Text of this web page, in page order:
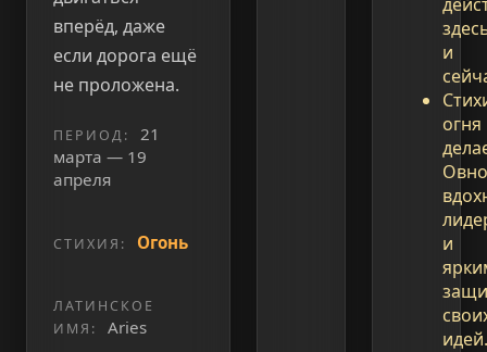
вперёд, даже
если дорога ещё
не проложена.
ПЕРИОД:
21
марта — 19
апреля
СТИХИЯ: Огонь
ЛАТИНСКОЕ
ИМЯ:
Aries
и
огня
и
идей.